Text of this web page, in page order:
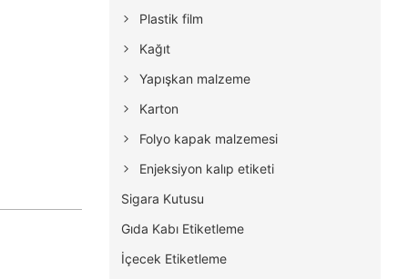
Plastik film
Kağıt
Yapışkan malzeme
Karton
Folyo kapak malzemesi
Enjeksiyon kalıp etiketi
Sigara Kutusu
Gıda Kabı Etiketleme
İçecek Etiketleme